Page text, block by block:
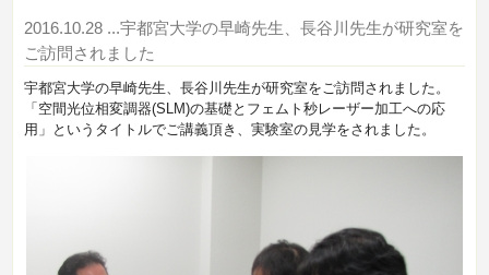
2016.10.28 ...宇都宮大学の早崎先生、長谷川先生が研究室を
ご訪問されました
宇都宮大学の早崎先生、長谷川先生が研究室をご訪問されました。
「空間光位相変調器(SLM)の基礎とフェムト秒レーザー加工への応
用」というタイトルでご講義頂き、実験室の見学をされました。